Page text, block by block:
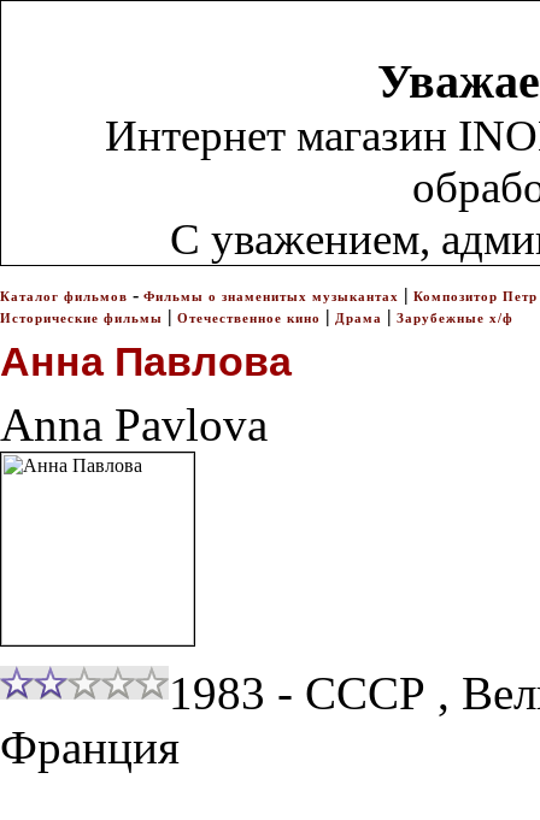
Интернет магазин
С уважением,
Каталог фильмов - Фильмы о знаменитых музыкантах | Композитор
Исторические фильмы | Отечественное кино | Драма | Зарубежные х/ф
Анна Павлова
Anna Pavlova
1983 - СССР ,
Франция